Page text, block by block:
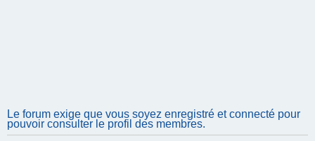
Le forum exige que vous soyez enregistré et connecté pour
pouvoir consulter le profil des membres.